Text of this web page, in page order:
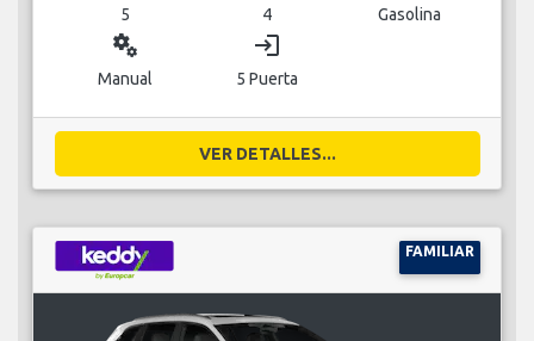
5 4 Gasolina
miscellaneous_services
Manual
login
5 Puerta
VER DETALLES...
FAMILIAR